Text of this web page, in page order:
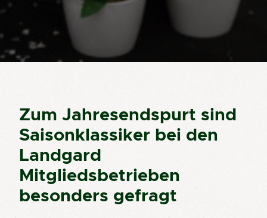
Zum Jahresendspurt sind
Saisonklassiker bei den
Landgard
Mitgliedsbetrieben
besonders gefragt